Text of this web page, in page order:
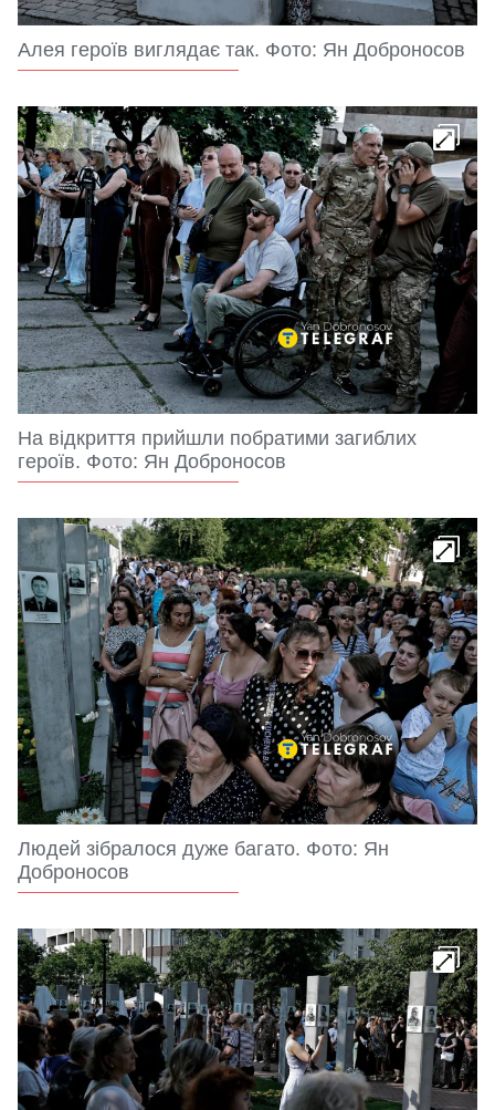
Алея героїв виглядає так. Фото: Ян Доброносов
На відкриття прийшли побратими загиблих
героїв. Фото: Ян Доброносов
Людей зібралося дуже багато. Фото: Ян
Доброносов